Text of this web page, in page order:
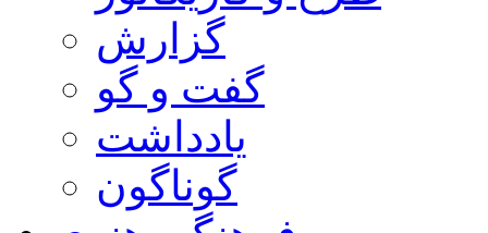
گزارش
گفت و گو
یادداشت
گوناگون